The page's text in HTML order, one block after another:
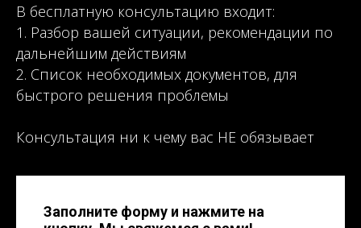
В бесплатную консультацию входит:
1. Разбор вашей ситуации, рекомендации по
дальнейшим действиям
2. Список необходимых документов, для
быстрого решения проблемы
Консультация ни к чему вас НЕ обязывает
Заполните форму и нажмите на